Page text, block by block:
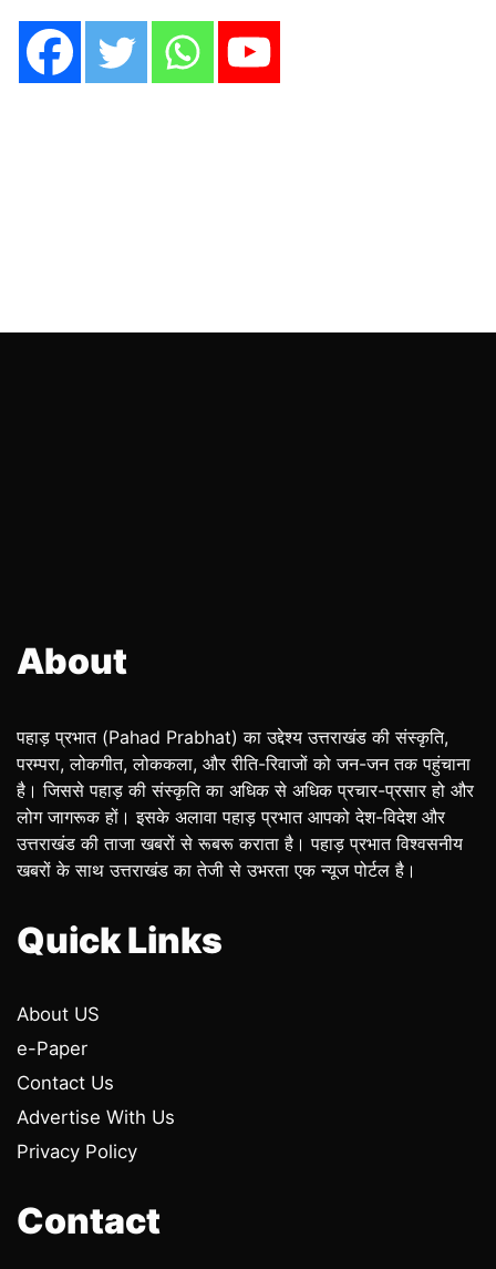
About
पहाड़ प्रभात (Pahad Prabhat) का उद्देश्य उत्तराखंड की संस्कृति,
परम्परा, लोकगीत, लोककला, और रीति-रिवाजों को जन-जन तक पहुंचाना
है। जिससे पहाड़ की संस्कृति का अधिक से अधिक प्रचार-प्रसार हो और
लोग जागरूक हों। इसके अलावा पहाड़ प्रभात आपको देश-विदेश और
उत्तराखंड की ताजा खबरों से रूबरू कराता है। पहाड़ प्रभात विश्वसनीय
खबरों के साथ उत्तराखंड का तेजी से उभरता एक न्यूज पोर्टल है।
Quick Links
About US
e-Paper
Contact Us
Advertise With Us
Privacy Policy
Contact